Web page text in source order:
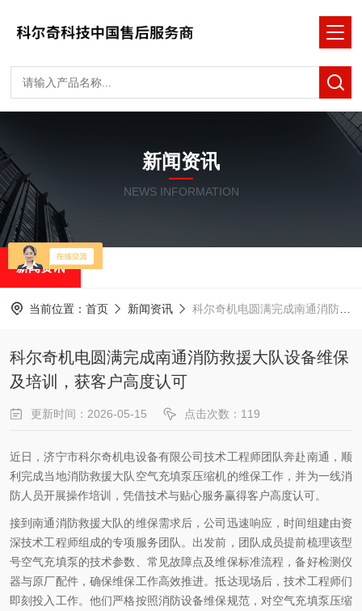
新闻资讯
NEWS INFORMATION
新闻资讯
当前位置： 首页 新闻资讯 科尔奇机电圆满完成南通消防救援大队设备维保及培训，获客户高度认可
科尔奇机电圆满完成南通消防救援大队设备维保
及培训，获客户高度认可
更新时间：2026-05-15 点击次数：119
近日，济宁市科尔奇机电设备有限公司技术工程师团队奔赴南通，顺
利完成当地消防救援大队空气充填泵压缩机的维保工作，并为一线消
防人员开展操作培训，凭借技术与贴心服务赢得客户高度认可。
接到南通消防救援大队的维保需求后，公司迅速响应，时间组建由资
深技术工程师组成的专项服务团队。出发前，团队成员提前梳理该型
号空气充填泵的技术参数、常见故障点及维保标准流程，备好检测仪
器与原厂配件，确保维保工作高效推进。抵达现场后，技术工程师们
即刻投入工作。他们严格按照消防设备维保规范，对空气充填泵压缩